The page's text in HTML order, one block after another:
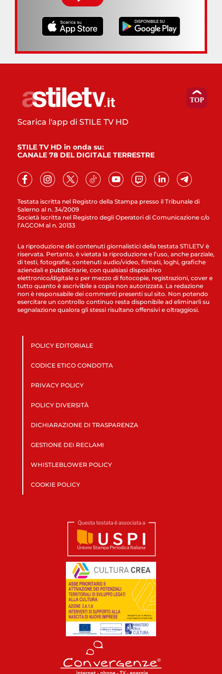
Testata iscritta nel Registro della Stampa presso il Tribunale di
Salerno al n. 34/2009
Società iscritta nel Registro degli Operatori di Comunicazione c/o
l’AGCOM al n. 20133
Scarica l'app di STILE TV HD
STILE TV HD in onda su:
CANALE 78 DEL DIGITALE TERRESTRE
La riproduzione dei contenuti giornalistici della testata STILETV è
riservata. Pertanto, è vietata la riproduzione e l’uso, anche parziale,
di testi, fotografie, contenuti audio/video, filmati, loghi, grafiche
aziendali e pubblicitarie, con qualsiasi dispositivo
elettronico/digitale o per mezzo di fotocopie, registrazioni, cover e
tutto quanto è ascrivibile a copia non autorizzata. La redazione
non è responsabile dei commenti presenti sul sito. Non potendo
esercitare un controllo continuo resta disponibile ad eliminarli su
segnalazione qualora gli stessi risultano offensivi e oltraggiosi.
POLICY EDITORIALE
CODICE ETICO CONDOTTA
PRIVACY POLICY
POLICY DIVERSITÀ
DICHIARAZIONE DI TRASPARENZA
GESTIONE DEI RECLAMI
WHISTLEBLOWER POLICY
COOKIE POLICY